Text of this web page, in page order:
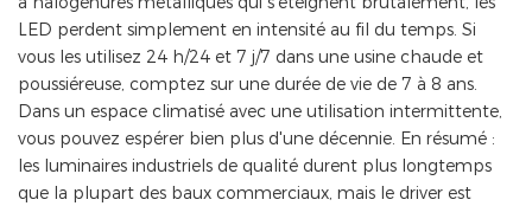
LED perdent simplement en intensité au fil du temps. Si
vous les utilisez 24 h/24 et 7 j/7 dans une usine chaude et
poussiéreuse, comptez sur une durée de vie de 7 à 8 ans.
Dans un espace climatisé avec une utilisation intermittente,
vous pouvez espérer bien plus d'une décennie. En résumé :
les luminaires industriels de qualité durent plus longtemps
que la plupart des baux commerciaux, mais le driver est